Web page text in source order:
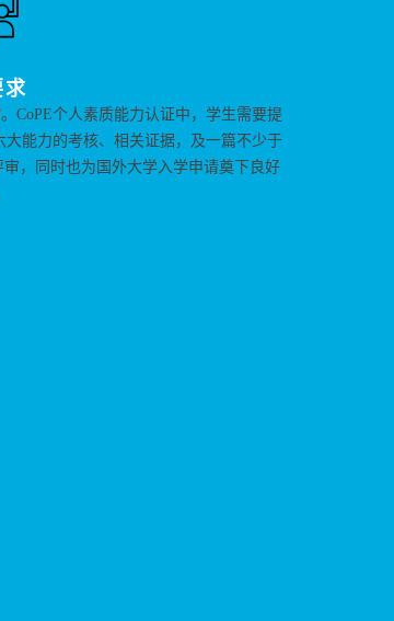
求
CoPE个人素质能力认证中，学生需要提
大能力的考核、相关证据，及一篇不少于
，同时也为国外大学入学申请奠下良好